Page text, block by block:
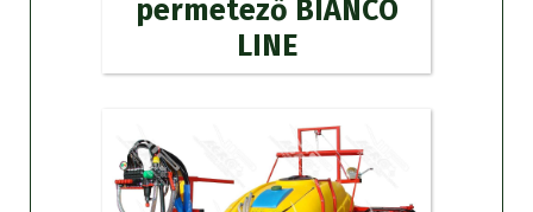
permetező BIANCO
LINE